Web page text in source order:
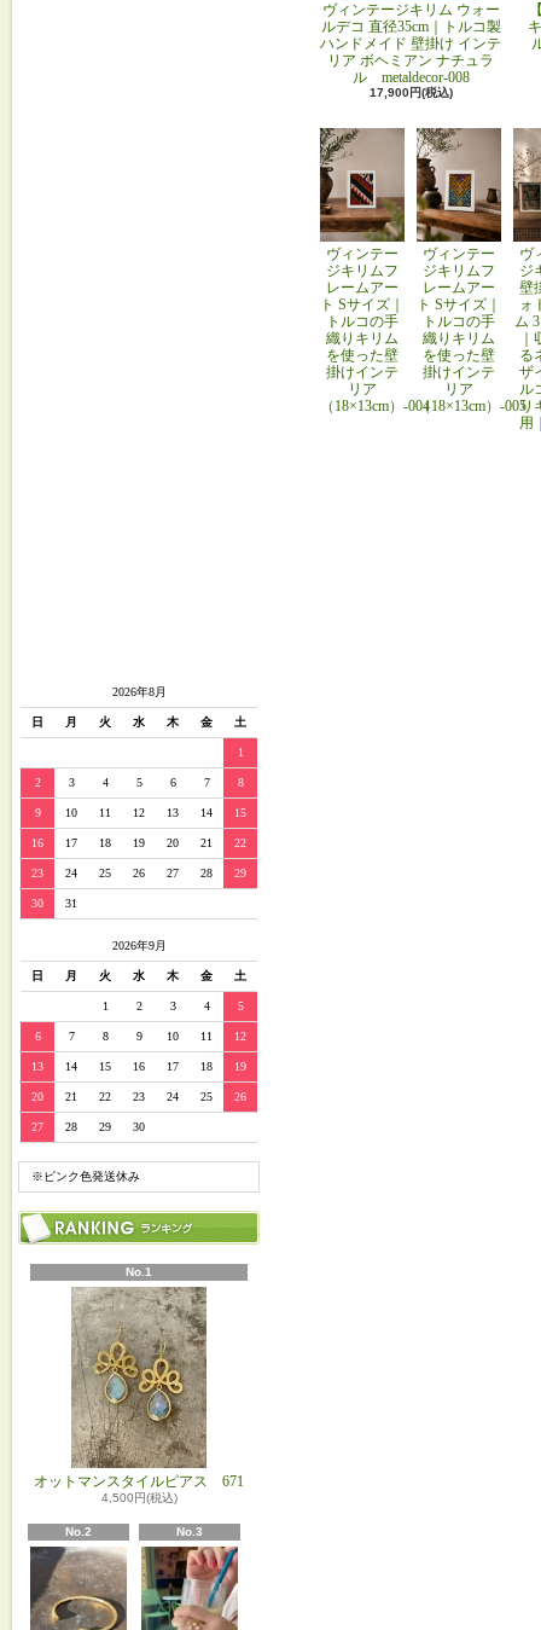
2026年8月
日 月 火 水 木 金 土
1
2 3 4 5 6 7 8
9 10 11 12 13 14 15
16 17 18 19 20 21 22
23 24 25 26 27 28 29
30 31
2026年9月
日 月 火 水 木 金 土
1 2 3 4 5
6 7 8 9 10 11 12
13 14 15 16 17 18 19
20 21 22 23 24 25 26
27 28 29 30
※ピンク色発送休み
No.1
オットマンスタイルピアス 671
4,500円(税込)
No.2 No.3
ヴィンテージキリム ウォー
ルデコ 直径35cm｜トルコ製
ハンドメイド 壁掛け インテ
リア ボヘミアン ナチュラ
ル metaldecor-008
17,900円(税込)
ヴィンテー
ジキリムフ
レームアー
ト Sサイズ｜
トルコの手
織りキリム
を使った壁
掛けインテ
リア
（18×13cm）-004
ヴィンテー
ジキリムフ
レームアー
ト Sサイズ｜
トルコの手
織りキリム
を使った壁
掛けインテ
リア
（18×13cm）-005
ヴ
ジ
壁
ォ
ム
る
ザ
ル
り
用